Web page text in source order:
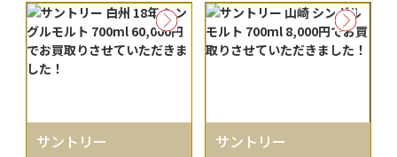
サントリー サントリー